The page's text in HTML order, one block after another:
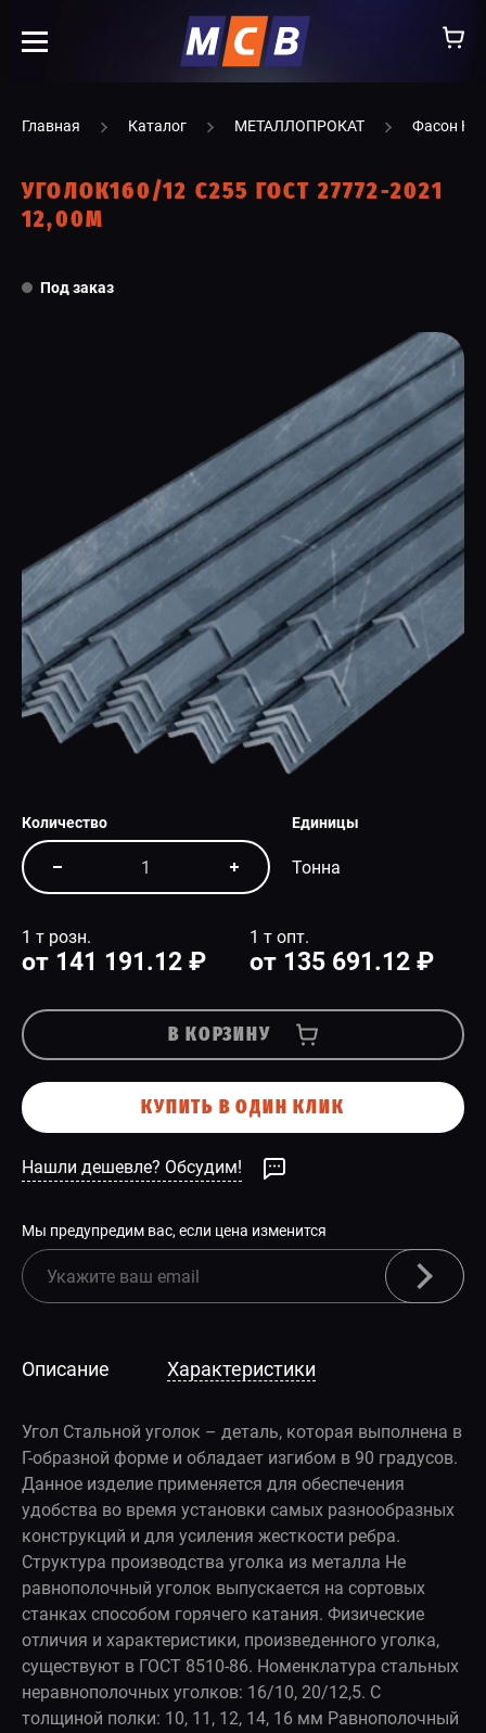
УСЛУГИ
КОНТАКТЫ
СПЕЦПРЕДЛОЖЕНИЕ
Главная Каталог МЕТАЛЛОПРОКАТ Фасон
УГОЛОК160/12 С255 ГОСТ 27772-2021
12,00М
Под заказ
Количество Единицы
Тонна
1 т розн.
от 141 191.12 ₽
1 т опт.
от 135 691.12 ₽
В КОРЗИНУ
КУПИТЬ В ОДИН КЛИК
Нашли дешевле? Обсудим!
Мы предупредим вас, если цена изменится
Описание Характеристики
Угол Стальной уголок – деталь, которая выполнена в
Г-образной форме и обладает изгибом в 90 градусов.
Данное изделие применяется для обеспечения
удобства во время установки самых разнообразных
конструкций и для усиления жесткости ребра.
Структура производства уголка из металла Не
равнополочный уголок выпускается на сортовых
станках способом горячего катания. Физические
отличия и характеристики, произведенного уголка,
существуют в ГОСТ 8510-86. Номенклатура стальных
неравнополочных уголков: 16/10, 20/12,5. С
толщиной полки: 10, 11, 12, 14, 16 мм Равнополочный